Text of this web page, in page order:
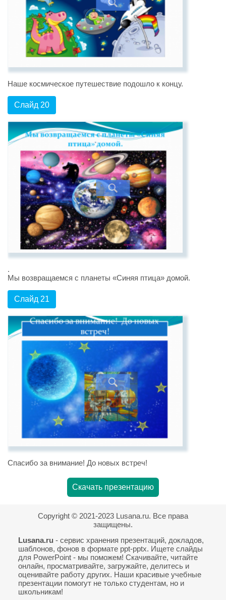
Наше космическое путешествие подошло к концу.
Слайд 20
.
Мы возвращаемся с планеты «Синяя птица» домой.
Слайд 21
Спасибо за внимание! До новых встреч!
Скачать презентацию
Copyright © 2021-2023 Lusana.ru. Все права
защищены.
Lusana.ru - сервис хранения презентаций, докладов,
шаблонов, фонов в формате ppt-pptx. Ищете слайды
для PowerPoint - мы поможем! Скачивайте, читайте
онлайн, просматривайте, загружайте, делитесь и
оценивайте работу других. Наши красивые учебные
презентации помогут не только студентам, но и
школьникам!